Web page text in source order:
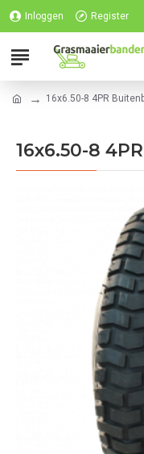
Inloggen Register
16x6.50-8 4PR
16x6.50-8